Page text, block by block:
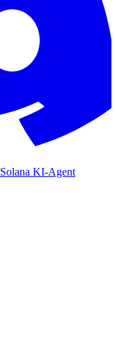
Solana KI-Agent